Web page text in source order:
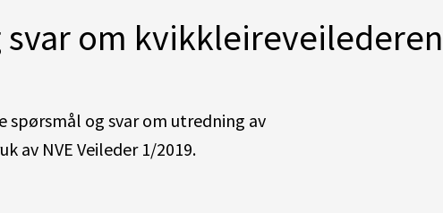
svar om kvikkleireveilederen
spørsmål og svar om utredning av
av NVE Veileder 1/2019.